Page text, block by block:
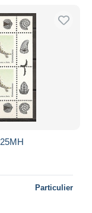
Particulier